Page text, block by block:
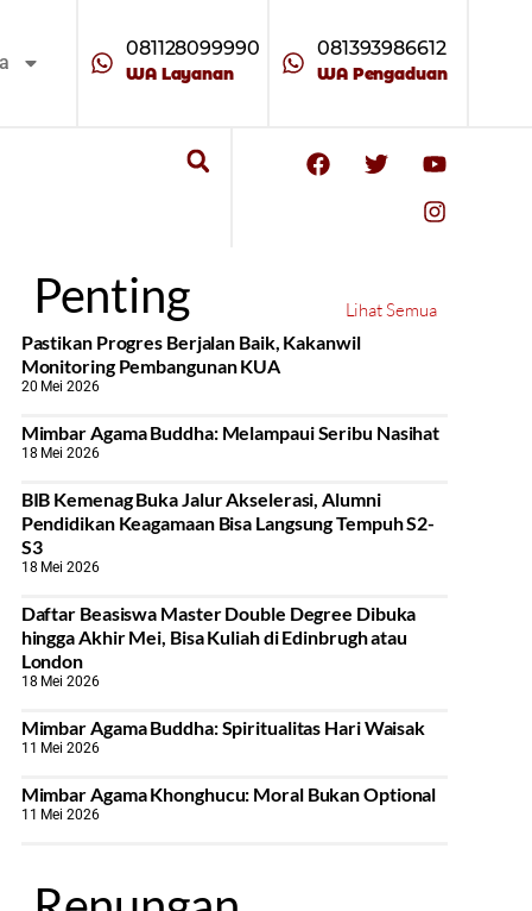
081128099990
WA Layanan
081393986612
WA Pengaduan
Penting
Lihat Semua
Pastikan Progres Berjalan Baik, Kakanwil
Monitoring Pembangunan KUA
20 Mei 2026
Mimbar Agama Buddha: Melampaui Seribu Nasihat
18 Mei 2026
BIB Kemenag Buka Jalur Akselerasi, Alumni
Pendidikan Keagamaan Bisa Langsung Tempuh S2-
S3
18 Mei 2026
Daftar Beasiswa Master Double Degree Dibuka
hingga Akhir Mei, Bisa Kuliah di Edinbrugh atau
London
18 Mei 2026
Mimbar Agama Buddha: Spiritualitas Hari Waisak
11 Mei 2026
Mimbar Agama Khonghucu: Moral Bukan Optional
11 Mei 2026